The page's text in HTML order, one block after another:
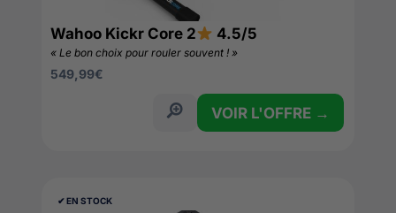
Wahoo Kickr Core 2 4.5/5
« Le bon choix pour rouler souvent ! »
549,99€
VOIR L'OFFRE →
✔︎ EN STOCK